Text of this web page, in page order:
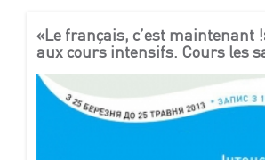
«Le français, c’est maintenant
aux cours intensifs. Cours les